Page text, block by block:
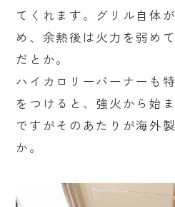
てくれます。グリル自体
め、余熱後は火力を弱め
だとか。
ハイカロリーバーナーも
をつけると、強火から始
ですがそのあたりが海外
か。